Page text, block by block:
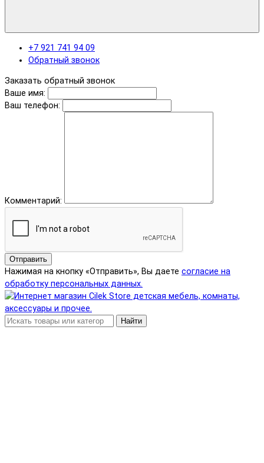
+7 921 741 94 09
Обратный звонок
Заказать обратный звонок
Ваше имя:
Ваш телефон:
Комментарий:
Отправить
Нажимая на кнопку «Отправить», Вы даете согласие на
обработку персональных данных.
Найти